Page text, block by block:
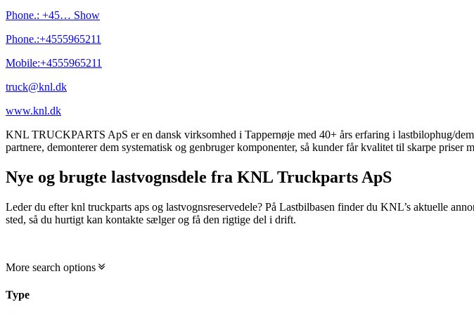
Phone.: +45… Show
Phone.:+4555965211
Mobile:+4555965211
truck@knl.dk
www.knl.dk
KNL TRUCKPARTS ApS er en dansk virksomhed i Tappernøje med 40+ års erfaring i lastbilophug/
partnere, demonterer dem systematisk og genbruger komponenter, så kunder får kvalitet til skarpe priser
Nye og brugte lastvognsdele fra KNL Truckparts ApS
Leder du efter knl truckparts aps og lastvognsreservedele? På Lastbilbasen finder du KNL’s aktuelle
sted, så du hurtigt kan kontakte sælger og få den rigtige del i drift.
More search options
Type